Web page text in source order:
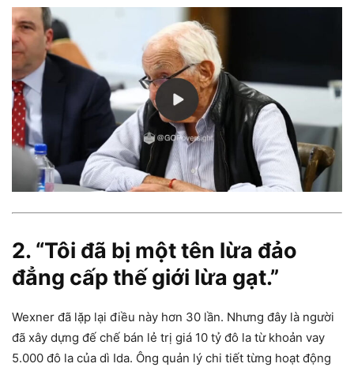
2. “Tôi đã bị một tên lừa đảo
đẳng cấp thế giới lừa gạt.”
Wexner đã lặp lại điều này hơn 30 lần. Nhưng đây là người
đã xây dựng đế chế bán lẻ trị giá 10 tỷ đô la từ khoản vay
5.000 đô la của dì Ida. Ông quản lý chi tiết từng hoạt động